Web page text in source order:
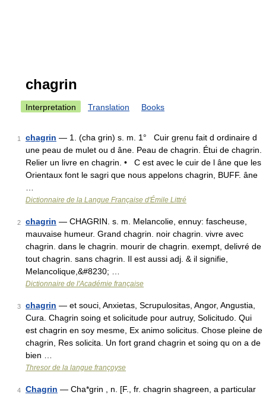
chagrin
Interpretation Translation Books
1 chagrin — 1. (cha grin) s. m. 1° Cuir grenu fait d ordinaire d
une peau de mulet ou d âne. Peau de chagrin. Étui de chagrin.
Relier un livre en chagrin. • C est avec le cuir de l âne que les
Orientaux font le sagri que nous appelons chagrin, BUFF. âne
Dictionnaire de la Langue Française d'Émile Littré
2 chagrin — CHAGRIN. s. m. Melancolie, ennuy: fascheuse,
mauvaise humeur. Grand chagrin. noir chagrin. vivre avec
chagrin. dans le chagrin. mourir de chagrin. exempt, delivré de
tout chagrin. sans chagrin. Il est aussi adj. & il signifie,
Melancolique,&#8230; …
Dictionnaire de l'Académie française
3 chagrin — et souci, Anxietas, Scrupulositas, Angor, Angustia,
Cura. Chagrin soing et solicitude pour autruy, Solicitudo. Qui
est chagrin en soy mesme, Ex animo solicitus. Chose pleine de
chagrin, Res solicita. Un fort grand chagrin et soing qu on a de
bien …
Thresor de la langue françoyse
4 Chagrin — Cha*grin , n. [F., fr. chagrin shagreen, a particular